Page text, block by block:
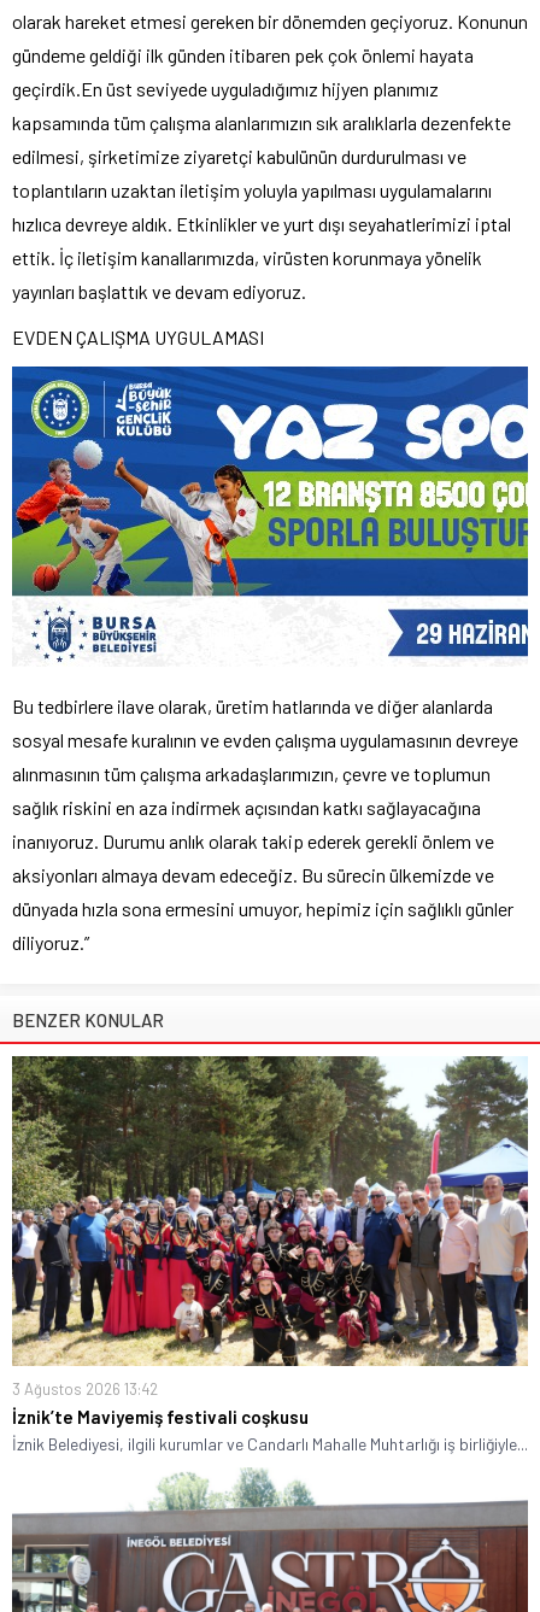
olarak hareket etmesi gereken bir dönemden geçiyoruz. Konunun
gündeme geldiği ilk günden itibaren pek çok önlemi hayata
geçirdik.En üst seviyede uyguladığımız hijyen planımız
kapsamında tüm çalışma alanlarımızın sık aralıklarla dezenfekte
edilmesi, şirketimize ziyaretçi kabulünün durdurulması ve
toplantıların uzaktan iletişim yoluyla yapılması uygulamalarını
hızlıca devreye aldık. Etkinlikler ve yurt dışı seyahatlerimizi iptal
ettik. İç iletişim kanallarımızda, virüsten korunmaya yönelik
yayınları başlattık ve devam ediyoruz.
EVDEN ÇALIŞMA UYGULAMASI
Bu tedbirlere ilave olarak, üretim hatlarında ve diğer alanlarda
sosyal mesafe kuralının ve evden çalışma uygulamasının devreye
alınmasının tüm çalışma arkadaşlarımızın, çevre ve toplumun
sağlık riskini en aza indirmek açısından katkı sağlayacağına
inanıyoruz. Durumu anlık olarak takip ederek gerekli önlem ve
aksiyonları almaya devam edeceğiz. Bu sürecin ülkemizde ve
dünyada hızla sona ermesini umuyor, hepimiz için sağlıklı günler
diliyoruz.”
BENZER KONULAR
3 Ağustos 2026 13:42
İznik’te Maviyemiş festivali coşkusu
İznik Belediyesi, ilgili kurumlar ve Candarlı Mahalle Muhtarlığı iş birliğiyle...